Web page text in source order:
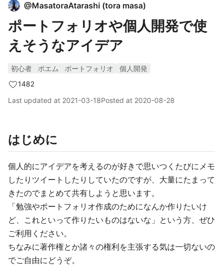
@MasatoraAtarashi (tora masa)
ポートフォリオや個人開発で使
えそうなアイデア
初心者 ポエム ポートフォリオ
個人開発
1482
Last updated at 2021-03-18Posted at 2020-08-28
はじめに
個人的にアイデアを考えるのが好きで思いつくたびにメモ
したりツイートしたりしていたのですが、大量にたまって
きたのでまとめて共有しようと思います。
「勉強やポートフォリオ作成のためになんか作りたいけ
ど、これといって作りたいものはないな」という方、ぜひ
ご利用ください。
ちなみに著作権とか諸々の権利を主張する気は一切ないの
でご自由にどうぞ。